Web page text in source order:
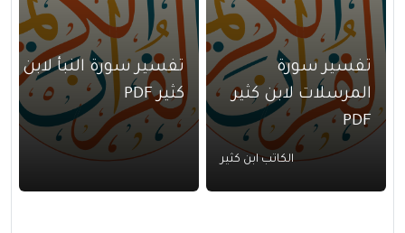
تفسير سورة
المرسلات لابن كثير
PDF
الكاتب ابن كثير
تفسير سورة النبأ لابن
كثير PDF